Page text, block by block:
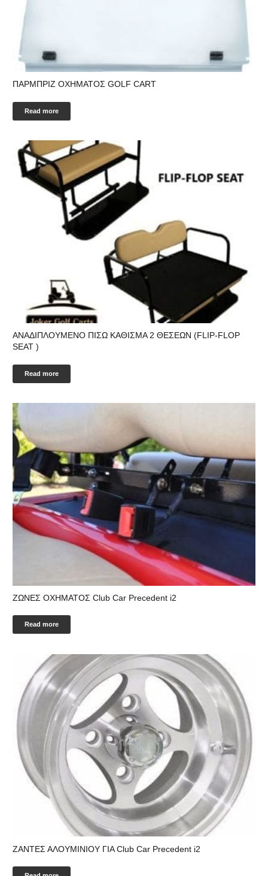
ΠΑΡΜΠΡΙΖ ΟΧΗΜΑΤΟΣ GOLF CART
Read more
ANAΔΙΠΛΟΥΜΕΝΟ ΠΙΣΩ ΚΑΘΙΣΜΑ 2 ΘΕΣΕΩΝ (FLIP-FLOP
SEAT )
Read more
ΖΩΝΕΣ ΟΧΗΜΑΤΟΣ Club Car Precedent i2
Read more
ΖΑΝΤΕΣ ΑΛΟΥΜΙΝΙΟΥ ΓΙΑ Club Car Precedent i2